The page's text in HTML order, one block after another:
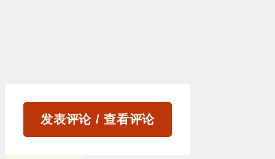
发表评论 / 查看评论